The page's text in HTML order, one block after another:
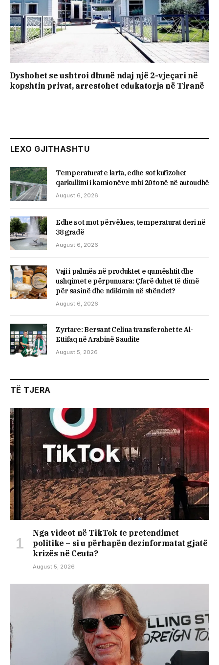
Dyshohet se ushtroi dhunë ndaj një 2-vjeçari në
kopshtin privat, arrestohet edukatorja në Tiranë
LEXO GJITHASHTU
​Temperaturat e larta, edhe sot kufizohet
qarkullimi i kamionëve mbi 20 tonë në autoudhë
August 6, 2026
Edhe sot mot përvëlues, temperaturat deri në
38 gradë
August 6, 2026
Vaji i palmës në produktet e qumështit dhe
ushqimet e përpunuara: Çfarë duhet të dimë
për sasinë dhe ndikimin në shëndet?
August 6, 2026
Zyrtare: Bersant Celina transferohet te Al-
Ettifaq në Arabinë Saudite
August 5, 2026
TË TJERA
Nga videot në TikTok te pretendimet
politike – si u përhapën dezinformatat gjatë
krizës në Ceuta?
August 5, 2026